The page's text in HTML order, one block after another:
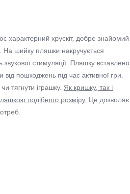
характерний хрускіт, добре знайомий
На шийку пляшки накручується
стимуляції. Пляшку вставлено
пошкоджень під час активної гри.
тягнути іграшку. Як кришку, так і
подібного розміру. Це дозволяє